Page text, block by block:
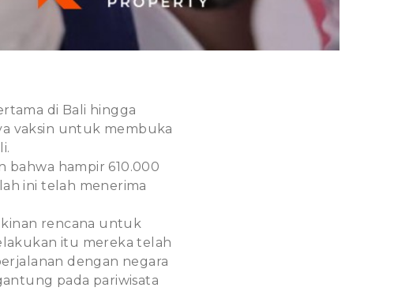
di Bali hingga
vaksin untuk membuka
bahwa hampir 610.000
ini telah menerima
rencana untuk
itu mereka telah
dengan negara
pada pariwisata